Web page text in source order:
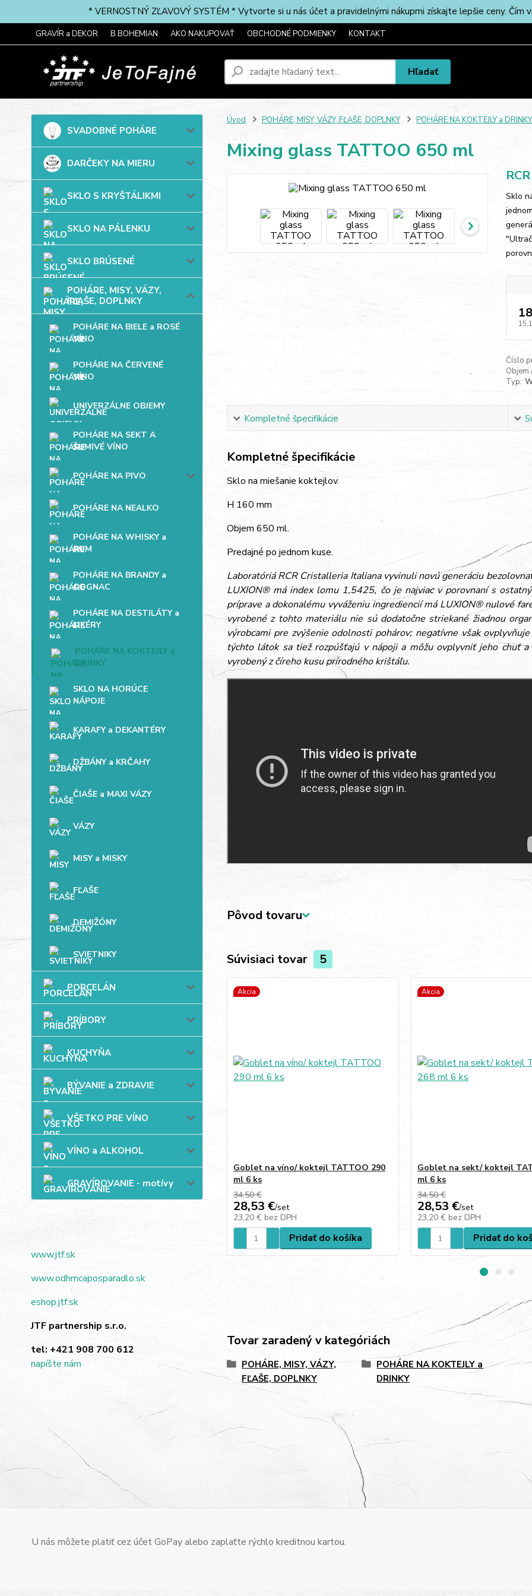
* VERNOSTNÝ ZĽAVOVÝ SYSTÉM * Vytvorte si u nás účet a pravidelnými nákupmi získajte lepšie ceny. Čím
GRAVÍR a DEKOR B.BOHEMIAN AKO NAKUPOVAŤ OBCHODNÉ PODMIENKY KONTAKT
Hľadať
SVADOBNÉ POHÁRE
DARČEKY NA MIERU
SKLO S KRYŠTÁLIKMI
SKLO NA PÁLENKU
SKLO BRÚSENÉ
POHÁRE, MISY, VÁZY,
FĽAŠE, DOPLNKY
POHÁRE NA BIELE a ROSÉ
VÍNO
POHÁRE NA ČERVENÉ
VÍNO
UNIVERZÁLNE OBJEMY
POHÁRE NA SEKT A
ŠUMIVÉ VÍNO
POHÁRE NA PIVO
POHÁRE NA NEALKO
POHÁRE NA WHISKY a
RUM
POHÁRE NA BRANDY a
COGNAC
POHÁRE NA DESTILÁTY a
LIKÉRY
POHÁRE NA KOKTEJLY a
DRINKY
SKLO NA HORÚCE
NÁPOJE
KARAFY a DEKANTÉRY
DŽBÁNY a KRČAHY
ČIAŠE a MAXI VÁZY
VÁZY
MISY a MISKY
FĽAŠE
DEMIŽÓNY
SVIETNIKY
PORCELÁN
PRÍBORY
KUCHYŇA
BÝVANIE a ZDRAVIE
VŠETKO PRE VÍNO
VÍNO a ALKOHOL
GRAVÍROVANIE - motívy
www.jtf.sk
www.odhrncaposparadlo.sk
eshop.jtf.sk
JTF partnership s.r.o.
tel: +421 908 700 612
napíšte nám
Úvod POHÁRE, MISY, VÁZY, FĽAŠE, DOPLNKY POHÁRE NA KOKTEJLY a DRINKY
Mixing glass TATTOO 650 ml
RCR
Sklo
Číslo
Objem
Typ:
Kompletné špecifikácie
Kompletné špecifikácie
Sklo na miešanie koktejlov.
H 160 mm
Objem 650 ml.
Predajné po jednom kuse.
Laboratóriá RCR Cristalleria Italiana vyvinuli novú generáciu
LUXION® má index lomu 1,5425, čo je najviac v porovnaní s
príprave a dokonalému vyváženiu ingrediencií má LUXION® nulové
vyrobené z tohto materiálu nie sú dodatočne striekané žiadnou
výrobcami pre zvýšenie odolnosti pohárov; negatívne však
týchto látok sa tiež rozpúšťajú v nápoji a môžu ovplyvniť jeho chuť
vyrobený z číreho kusu prírodného krištáľu.
Pôvod tovaru
Súvisiaci tovar 5
Akcia
Goblet na víno/ koktejl TATTOO 290
ml 6 ks
34,50 €
28,53 €/set
23,20 € bez DPH
Pridať do košíka
Akcia
Goblet na sekt/ koktejl
ml 6 ks
34,50 €
28,53 €/set
23,20 € bez DPH
Pridať do
Tovar zaradený v kategóriách
POHÁRE, MISY, VÁZY,
FĽAŠE, DOPLNKY
POHÁRE NA KOKTEJLY a
DRINKY
U nás môžete platiť cez účet GoPay alebo zaplaťte rýchlo kreditnou kartou.